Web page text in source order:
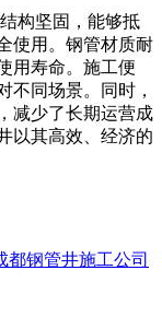
构坚固，能够抵
使用。钢管材质耐
用寿命。施工便
不同场景。同时，
减少了长期运营成
以其高效、经济的
都钢管井施工公司